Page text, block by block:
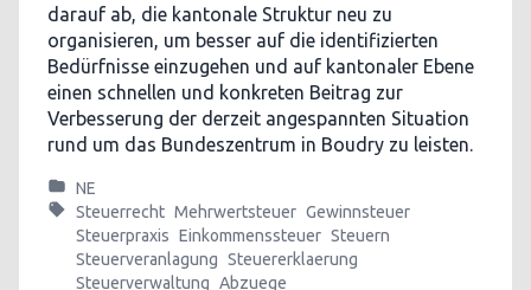
darauf ab, die kantonale Struktur neu zu
organisieren, um besser auf die identifizierten
Bedürfnisse einzugehen und auf kantonaler Ebene
einen schnellen und konkreten Beitrag zur
Verbesserung der derzeit angespannten Situation
rund um das Bundeszentrum in Boudry zu leisten.
NE
Steuerrecht Mehrwertsteuer Gewinnsteuer
Steuerpraxis Einkommenssteuer Steuern
Steuerveranlagung Steuererklaerung
Steuerverwaltung Abzuege